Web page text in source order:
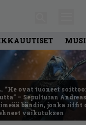
”He ovat tuoneet
– Sepulturan
bändin, jonka riffit
vaikutuksen